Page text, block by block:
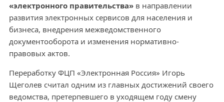
«электронного правительства» в направлении
развития электронных сервисов для населения и
бизнеса, внедрения межведомственного
документооборота и изменения нормативно-
правовых актов.
Переработку ФЦП «Электронная Россия» Игорь
Щеголев считал одним из главных достижений своего
ведомства, претерпевшего в уходящем году смену